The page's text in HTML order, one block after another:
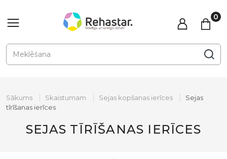
Sākums Skaistumam Sejas kopšanas ierīces
Sejas
tīrīšanas ierīces
SEJAS TĪRĪŠANAS IERĪCES